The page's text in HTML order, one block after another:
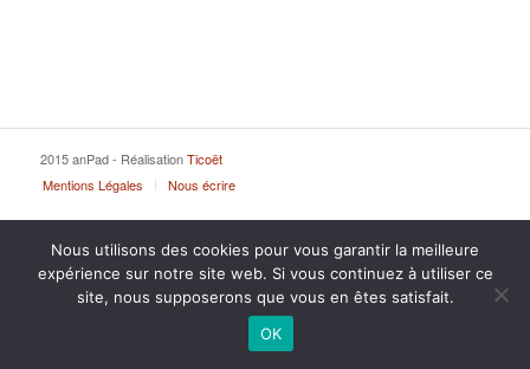
2015 anPad - RéalisationTicoët
Mentions Légales
Nous écrire
Nous utilisons des cookies pour vous garantir la meilleure
expérience sur notre site web. Si vous continuez à utiliser ce
site, nous supposerons que vous en êtes satisfait.
OK